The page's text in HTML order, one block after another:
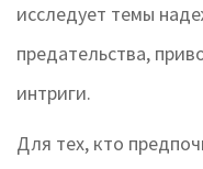
исследует темы
предательства,
интриги.
Для тех, кто